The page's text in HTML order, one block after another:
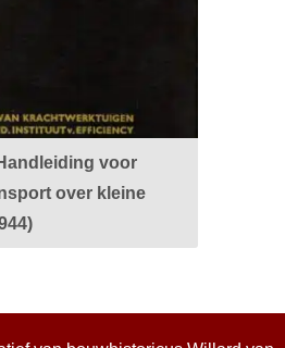
voor
over kleine